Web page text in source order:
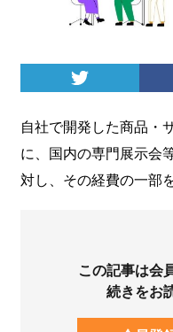
自社で開発した商品・
に、国内の専門展示会
対し、その経費の一部
この記事は会
続きをお